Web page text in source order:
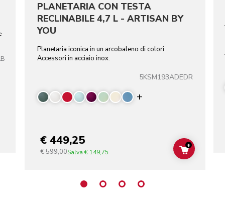
PLANETARIA CON TESTA
RECLINABILE 4,7 L - ARTISAN BY
YOU
Planetaria iconica in un arcobaleno di colori.
Accessori in acciaio inox.
5KSM193ADEDR
Display more
€ 449,25
€ 599,00Salva € 149,75 ADD TO
+